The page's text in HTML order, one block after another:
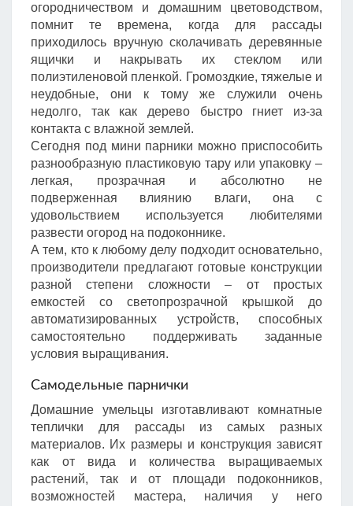
огородничеством и домашним цветоводством,
помнит те времена, когда для рассады
приходилось вручную сколачивать деревянные
ящички и накрывать их стеклом или
полиэтиленовой пленкой. Громоздкие, тяжелые и
неудобные, они к тому же служили очень
недолго, так как дерево быстро гниет из-за
контакта с влажной землей.
Сегодня под мини парники можно приспособить
разнообразную пластиковую тару или упаковку –
легкая, прозрачная и абсолютно не
подверженная влиянию влаги, она с
удовольствием используется любителями
развести огород на подоконнике.
А тем, кто к любому делу подходит основательно,
производители предлагают готовые конструкции
разной степени сложности – от простых
емкостей со светопрозрачной крышкой до
автоматизированных устройств, способных
самостоятельно поддерживать заданные
условия выращивания.
Самодельные парнички
Домашние умельцы изготавливают комнатные
теплички для рассады из самых разных
материалов. Их размеры и конструкция зависят
как от вида и количества выращиваемых
растений, так и от площади подоконников,
возможностей мастера, наличия у него